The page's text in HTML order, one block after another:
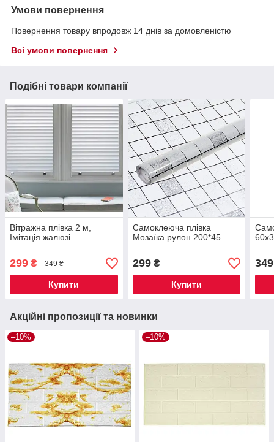
Умови повернення
Повернення товару впродовж 14 днів за домовленістю
Всі умови повернення
Подібні товари компанії
Вітражна плівка 2 м,
Імітація жалюзі
299 ₴ 349 ₴
Купити
Самоклеюча плівка
Мозаїка рулон 200*45
299₴
Купити
349
Акційні пропозиції та новинки
–10% –10%